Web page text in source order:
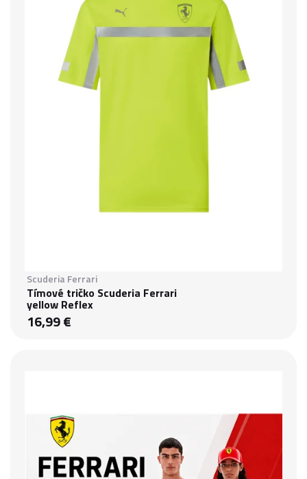
Scuderia Ferrari
Tímové tričko Scuderia Ferrari
yellow Reflex
16,99 €